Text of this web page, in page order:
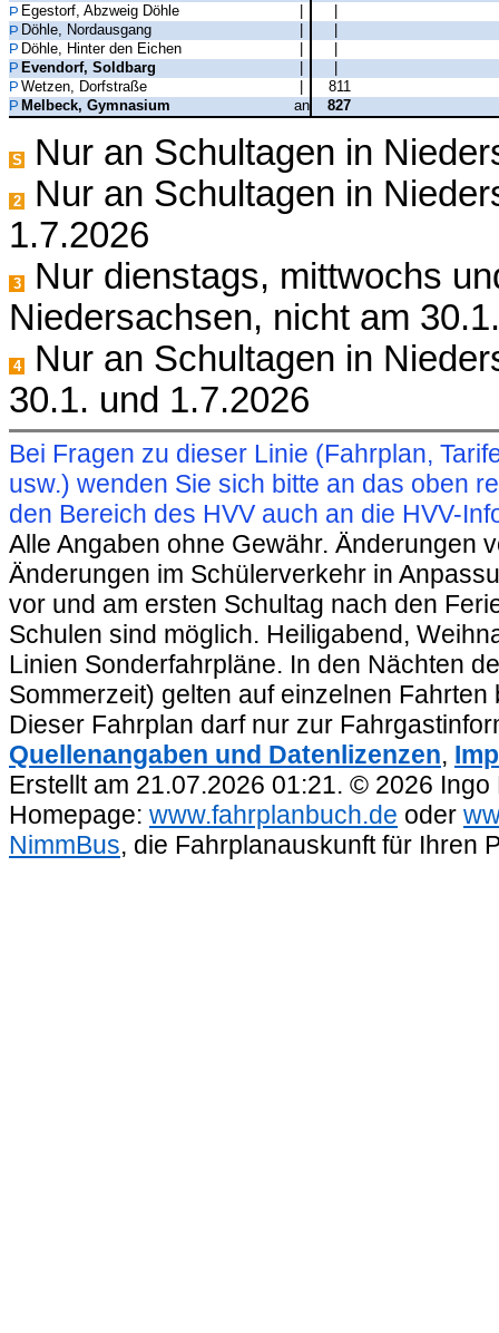
Egestorf, Abzweig Döhle
Döhle, Nordausgang
Döhle, Hinter den Eichen
Evendorf, Soldbarg
Wetzen, Dorfstraße
811
Melbeck, Gymnasium
an 827
S Nur an Schultagen in
2
Nur an Schultagen in
1.7.2026
3
Nur dienstags, mittwochs
Niedersachsen, nicht am
4
Nur an Schultagen in
30.1. und 1.7.2026
Bei Fragen zu dieser Linie (Fahrplan,
usw.) wenden Sie sich bitte an das oben
den Bereich des HVV auch an die HVV-
Alle Angaben ohne Gewähr. Änderungen
Änderungen im Schülerverkehr in
vor und am ersten Schultag nach den
Schulen sind möglich. Heiligabend,
Linien Sonderfahrpläne. In den Nächten
Sommerzeit) gelten auf einzelnen
Dieser Fahrplan darf nur zur
Quellenangaben und Datenlizenzen,
Erstellt am 21.07.2026 01:21. © 2026
Homepage: www.fahrplanbuch.de oder
NimmBus, die Fahrplanauskunft für Ihren